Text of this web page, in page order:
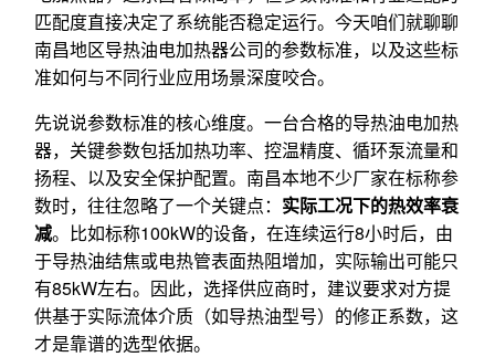
匹配度直接决定了系统能否稳定运行。今天咱们就聊聊
南昌地区导热油电加热器公司的参数标准，以及这些标
准如何与不同行业应用场景深度咬合。
先说说参数标准的核心维度。一台合格的导热油电加热
器，关键参数包括加热功率、控温精度、循环泵流量和
扬程、以及安全保护配置。南昌本地不少厂家在标称参
数时，往往忽略了一个关键点： 实际工况下的热效率衰
减。比如标称100kW的设备，在连续运行8小时后，由
于导热油结焦或电热管表面热阻增加，实际输出可能只
有85kW左右。因此，选择供应商时，建议要求对方提
供基于实际流体介质（如导热油型号）的修正系数，这
才是靠谱的选型依据。